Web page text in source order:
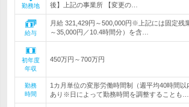
勤務地
後】上記の事業所 【変更の…
給与
月給 321,429円～500,000円※上記には固定残
～35,000円／10.4時間分）を含…
初年度
年収
450万円～700万円
勤務
時間
1カ月単位の変形労働時間制（週平均40時間
あり※日によって勤務時間を調整することも…